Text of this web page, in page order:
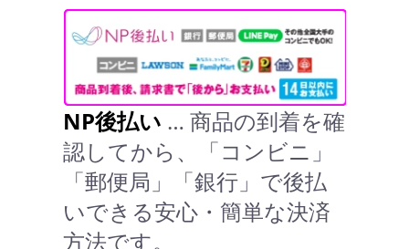
NP後払い … 商品の到着を確
認してから、「コンビニ」
「郵便局」「銀行」で後払
いできる安心・簡単な決済
方法です。